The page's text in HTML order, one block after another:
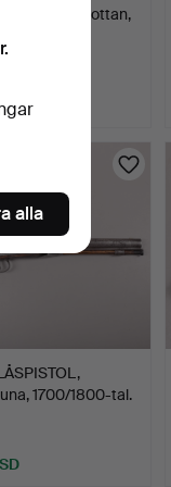
flottan,
1700/1800-tal.
alla